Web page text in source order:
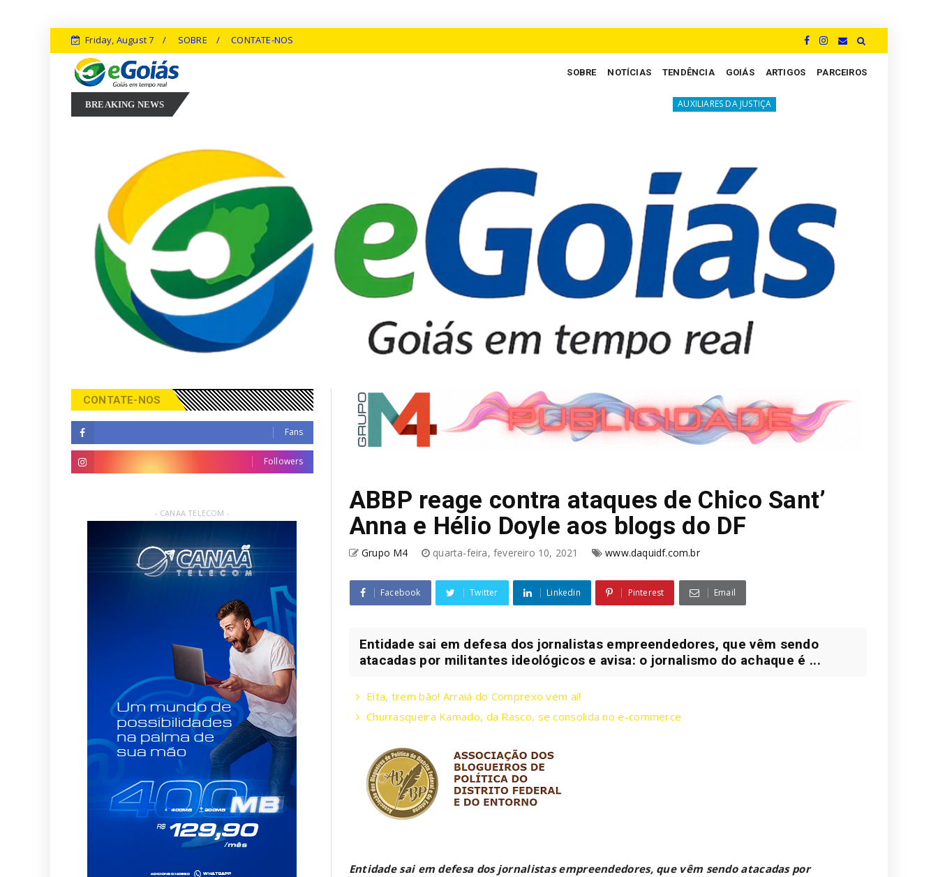
Friday, August 7 SOBRE CONTATE-NOS
SOBRE NOTÍCIAS TENDÊNCIA GOIÁS ARTIGOS PARCEIROS
BREAKING NEWS
Marconi Perillo aposta em experiência, inovação e geração de empregos para defender novo ciclo de crescimento em Goiás AUXILIARES DA JUSTIÇA A luta silenciosa dos Peritos: um grito por justiça e
ABBP reage contra ataques de Chico Sant’
Anna e Hélio Doyle aos blogs do DF
Grupo M4 quarta-feira, fevereiro 10, 2021 www.daquidf.com.br
Facebook Twitter Linkedin Pinterest Email
Entidade sai em defesa dos jornalistas empreendedores, que vêm sendo
atacadas por militantes ideológicos e avisa: o jornalismo do achaque é ...
Eita, trem bão! Arraiá do Comprexo vem aí!
Churrasqueira Kamado, da Rasco, se consolida no e-commerce
Entidade sai em defesa dos jornalistas empreendedores, que vêm sendo atacadas por
CONTATE-NOS
Fans
Followers
- CANAA TELECOM -